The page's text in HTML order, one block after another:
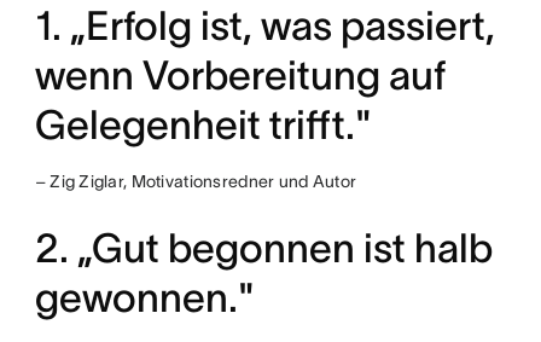
1. „Erfolg ist, was passiert,
wenn Vorbereitung auf
Gelegenheit trifft."
– Zig Ziglar, Motivationsredner und Autor
2. „Gut begonnen ist halb
gewonnen."